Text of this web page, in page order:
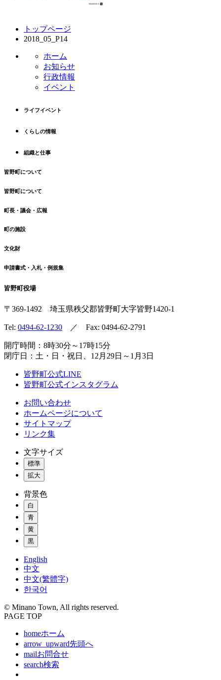
トップページ
2018_05_P14
ホーム
お知らせ
行政情報
イベント
ライフイベント
くらしの情報
組織と仕事
皆野町について
皆野町について
町長・議会・広報
町の施設
文化財
申請書式・入札・例規集
皆野町役場
〒369-1492 埼玉県秩父郡皆野町大字皆野1420-1
Tel: 0494-62-1230 ／ Fax: 0494-62-2791
開庁時間：8時30分～17時15分
閉庁日：土・日・祝日、12月29日～1月3日
皆野町公式LINE
皆野町公式インスタグラム
お問い合わせ
ホームページについて
サイトマップ
リンク集
文字サイズ
標準
拡大
背景色
白
青
黄
黒
English
中文
中文(繁體字)
한국어
© Minano Town, All rights reserved.
PAGE TOP
homeホーム
arrow_upward先頭へ
mailお問合せ
search検索